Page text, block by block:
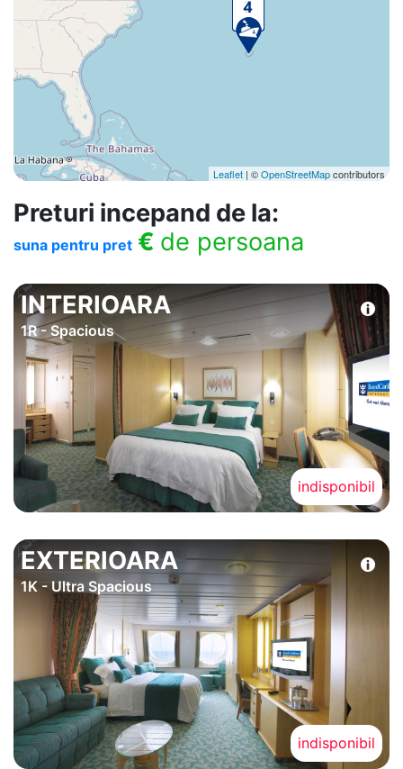
Leaflet | ©OpenStreetMapcontributors
Preturi incepand de la:
suna pentru pret € de persoana
INTERIOARA
1R - Spacious
indisponibil
EXTERIOARA
1K - Ultra Spacious
indisponibil